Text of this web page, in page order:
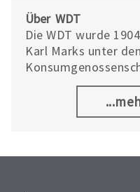
5
6
7
8
Über WDT
Die WDT wurde
Karl Marks unter
eGmbH" gegründet